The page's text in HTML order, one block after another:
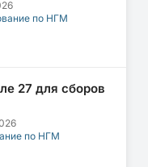
по НГМ
27 для сборов
по НГМ